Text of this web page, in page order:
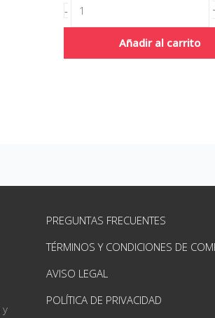
-
Añadir al carrito
y
PREGUNTAS FRECUENTES
TÉRMINOS Y CONDICIONES DE
AVISO LEGAL
POLÍTICA DE PRIVACIDAD